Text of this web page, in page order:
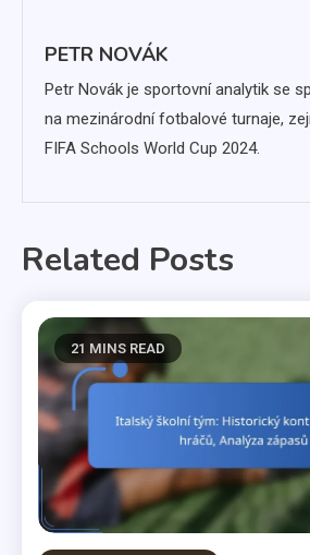
PETR NOVÁK
Petr Novák je sportovní analytik se
na mezinárodní fotbalové turnaje,
FIFA Schools World Cup 2024.
Related Posts
21 MINS READ